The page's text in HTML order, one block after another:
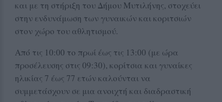
και με τη στήριξη του Δήμου Μυτιλήνης, στοχεύει
στην ενδυνάμωση των γυναικών και κοριτσιών
στον χώρο του αθλητισμού.
Από τις 10:00 το πρωί έως τις 13:00 (με ώρα
προσέλευσης στις 09:30), κορίτσια και γυναίκες
ηλικίας 7 έως 77 ετών καλούνται να
συμμετάσχουν σε μια ανοιχτή και διαδραστική